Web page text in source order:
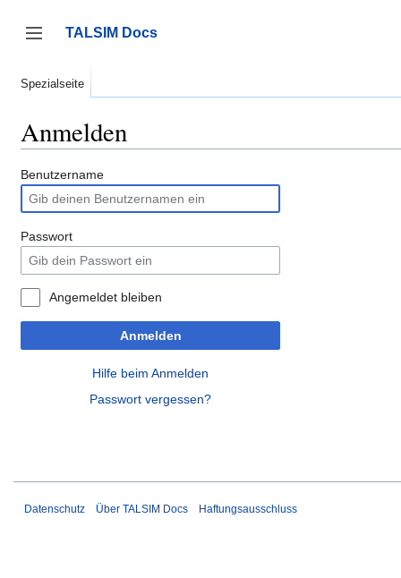
springen
Seitenleiste umschalten
TALSIM Docs
Spezialseite
Anmelden
Benutzername
Passwort
Angemeldet bleiben
Anmelden
Hilfe beim Anmelden
Passwort vergessen?
Datenschutz Über TALSIM Docs Haftungsausschluss